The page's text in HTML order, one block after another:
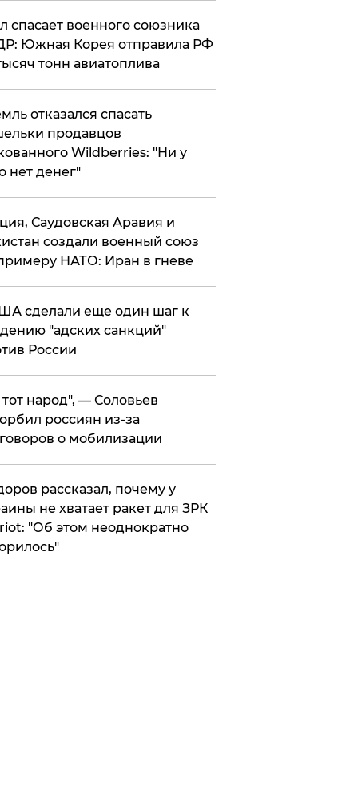
спасает военного союзника
Южная Корея отправила РФ
тонн авиатоплива
отказался спасать
продавцов
Wildberries: "Ни у
нет денег"
Саудовская Аравия и
создали военный союз
НАТО: Иран в гневе
сделали еще один шаг к
"адских санкций"
России
народ", — Соловьев
россиян из-за
о мобилизации
рассказал, почему у
не хватает ракет для ЗРК
"Об этом неоднократно